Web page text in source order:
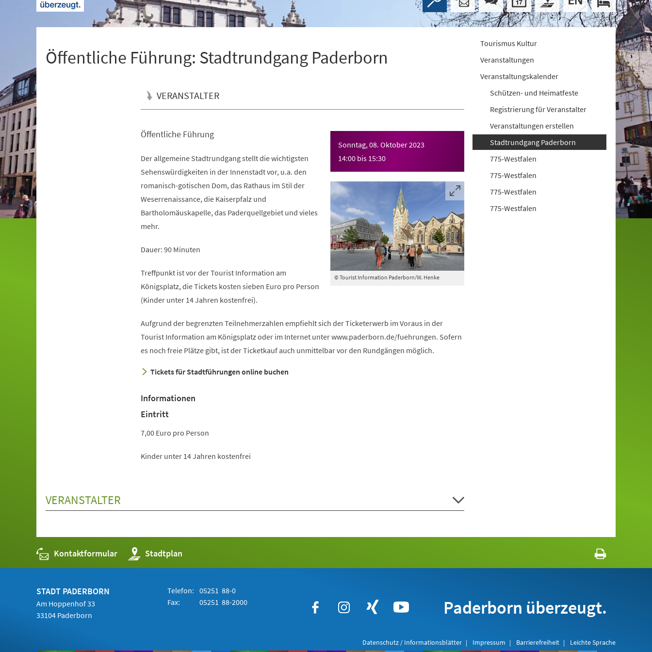
Öffentliche Führung: Stadtrundgang Paderborn
VERANSTALTER
Sonntag, 08. Oktober 2023
14:00 bis 15:30
Öffentliche Führung
© Tourist Information Paderborn/W. Henke
Der allgemeine Stadtrundgang stellt die wichtigsten
Sehenswürdigkeiten in der Innenstadt vor, u.a. den
romanisch-gotischen Dom, das Rathaus im Stil der
Weserrenaissance, die Kaiserpfalz und
Bartholomäuskapelle, das Paderquellgebiet und vieles
mehr.
Dauer: 90 Minuten
Treffpunkt ist vor der Tourist Information am
Königsplatz, die Tickets kosten sieben Euro pro Person
(Kinder unter 14 Jahren kostenfrei).
Aufgrund der begrenzten Teilnehmerzahlen empfiehlt sich der Ticketerwerb im Voraus in der
Tourist Information am Königsplatz oder im Internet unter www.paderborn.de/fuehrungen. Sofern
es noch freie Plätze gibt, ist der Ticketkauf auch unmittelbar vor den Rundgängen möglich.
Tickets für Stadtführungen online buchen
Informationen
Eintritt
7,00 Euro pro Person
Kinder unter 14 Jahren kostenfrei
VERANSTALTER
Tourismus Kultur
Veranstaltungen
Veranstaltungskalender
Schützen- und Heimatfeste
Registrierung für Veranstalter
Veranstaltungen erstellen
Stadtrundgang Paderborn
775-Westfalen
775-Westfalen
775-Westfalen
775-Westfalen
Kontaktformular Stadtplan
(Öffnet
in
einem
STADT PADERBORN
Am Hoppenhof 33
33104 Paderborn
Telefon: 05251 88-0
Fax:
05251 88-2000 Paderborn überzeugt.
Datenschutz / Informationsblätter Impressum Barrierefreiheit Leichte Sprache